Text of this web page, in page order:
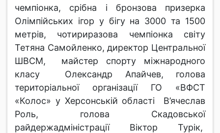
чемпіонка, срібна і бронзова призерка
Олімпійських ігор у бігу на 3000 та 1500
метрів, чотириразова чемпіонка світу
Тетяна Самойленко, директор Центральної
ШВСМ, майстер спорту міжнародного
класу Олександр Апайчев, голова
територіальної організації ГО «ВФСТ
«Колос» у Херсонській області В’ячеслав
Роль, голова Скадовської
райдержадміністрації Віктор Турік,